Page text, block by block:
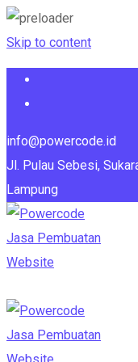
Skip to content
info@powercode.id
Jl. Pulau Sebesi,
Lampung